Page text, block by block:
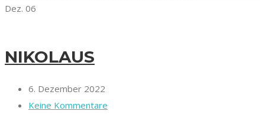
Dez. 06
NIKOLAUS
6. Dezember 2022
Keine Kommentare